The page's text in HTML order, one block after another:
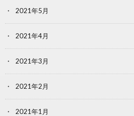
2021年5月
2021年4月
2021年3月
2021年2月
2021年1月